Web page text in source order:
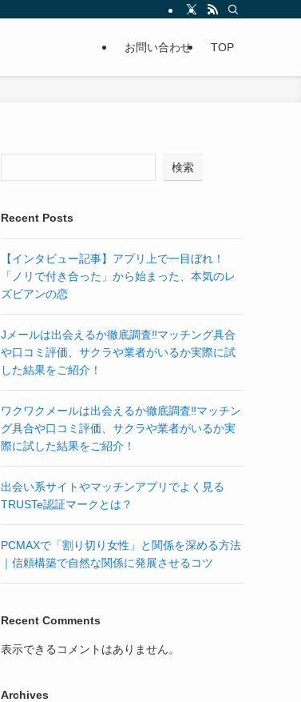
お問い合わせ TOP
検索
Recent Posts
【インタビュー記事】アプリ上で一目ぼれ！
「ノリで付き合った」から始まった、本気のレ
ズビアンの恋
Jメールは出会えるか徹底調査‼マッチング具合
や口コミ評価、サクラや業者がいるか実際に試
した結果をご紹介！
ワクワクメールは出会えるか徹底調査‼マッチン
グ具合や口コミ評価、サクラや業者がいるか実
際に試した結果をご紹介！
出会い系サイトやマッチンアプリでよく見る
TRUSTe認証マークとは？
PCMAXで「割り切り女性」と関係を深める方法
｜信頼構築で自然な関係に発展させるコツ
Recent Comments
表示できるコメントはありません。
Archives